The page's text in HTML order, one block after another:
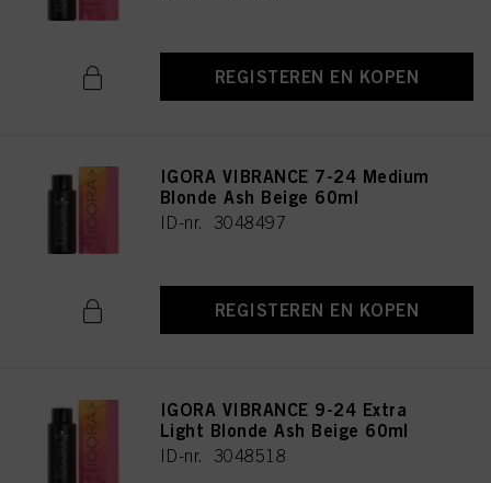
REGISTEREN EN KOPEN
IGORA VIBRANCE 7-24 Medium
Blonde Ash Beige 60ml
ID-nr. 3048497
REGISTEREN EN KOPEN
IGORA VIBRANCE 9-24 Extra
Light Blonde Ash Beige 60ml
ID-nr. 3048518